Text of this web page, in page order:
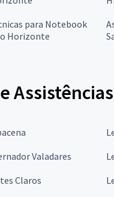
para Notebook
Horizonte
Valadares
Claros